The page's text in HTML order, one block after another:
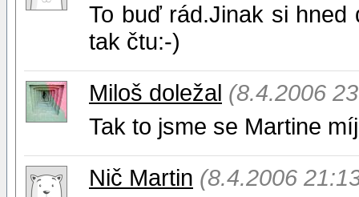
To buď rád.Jinak si
tak čtu:-)
Miloš doležal (8.4.2006
Tak to jsme se Martine
Nič Martin (8.4.2006